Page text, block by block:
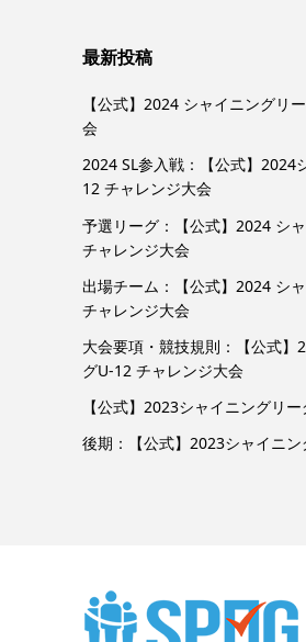
最新投稿
【公式】2024 シャイニングリ
会
2024 SL参入戦：【公式】2024
12 チャレンジ大会
予選リーグ：【公式】2024 シ
チャレンジ大会
出場チーム：【公式】2024 シ
チャレンジ大会
大会要項・競技規則：【公式】
グU-12 チャレンジ大会
【公式】2023シャイニングリ
後期：【公式】2023シャイニ